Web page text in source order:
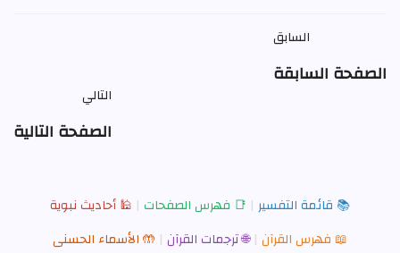
السابق
الصفحة السابقة
التالي
الصفحة التالية
📚 قائمة التفسير | 📑 فهرس الصفحات | 🕌 أحاديث نبوية
📖 فهرس القرآن |🌐 ترجمات القرآن | 🤲 الأسماء الحسنى